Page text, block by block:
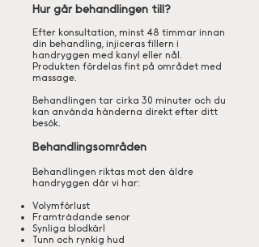
Hur går behandlingen till?
Efter konsultation, minst 48 timmar innan
din behandling, injiceras fillern i
handryggen med kanyl eller nål.
Produkten fördelas fint på området med
massage.
Behandlingen tar cirka 30 minuter och du
kan använda händerna direkt efter ditt
besök.
Behandlingsområden
Behandlingen riktas mot den äldre
handryggen där vi har:
Volymförlust
Framträdande senor
Synliga blodkärl
Tunn och rynkig hud